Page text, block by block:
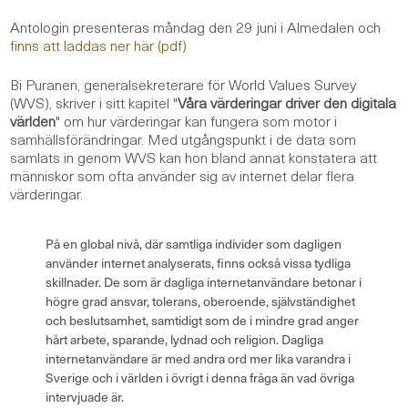
Antologin presenteras måndag den 29 juni i Almedalen och
finns att laddas ner här (pdf)
Bi Puranen, generalsekreterare för World Values Survey
(WVS), skriver i sitt kapitel "Våra värderingar driver den digitala
världen" om hur värderingar kan fungera som motor i
samhällsförändringar. Med utgångspunkt i de data som
samlats in genom WVS kan hon bland annat konstatera att
människor som ofta använder sig av internet delar flera
värderingar.
På en global nivå, där samtliga individer som dagligen
använder internet analyserats, finns också vissa tydliga
skillnader. De som är dagliga internetanvändare betonar i
högre grad ansvar, tolerans, oberoende, självständighet
och beslutsamhet, samtidigt som de i mindre grad anger
hårt arbete, sparande, lydnad och religion. Dagliga
internetanvändare är med andra ord mer lika varandra i
Sverige och i världen i övrigt i denna fråga än vad övriga
intervjuade är.